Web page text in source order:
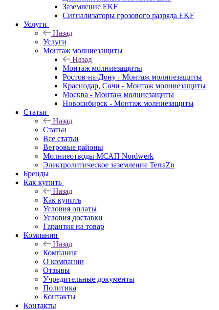
Заземление EKF
Сигнализаторы грозового разряда EKF
Услуги
Назад
Услуги
Монтаж молниезащиты
Назад
Монтаж молниезащиты
Ростов-на-Дону - Монтаж молниезащиты
Краснодар, Сочи - Монтаж молниезащиты
Москва - Монтаж молниезащиты
Новосибирск - Монтаж молниезащиты
Статьи
Назад
Статьи
Все статьи
Ветровые районы
Молниеотводы МСАП Nordwerk
Электролитическое заземление TerraZn
Бренды
Как купить
Назад
Как купить
Условия оплаты
Условия доставки
Гарантия на товар
Компания
Назад
Компания
О компании
Отзывы
Учредительные документы
Политика
Контакты
Контакты